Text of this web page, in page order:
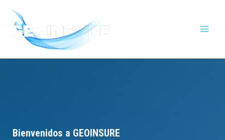
contenido
Bienvenidos a GEOINSURE